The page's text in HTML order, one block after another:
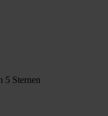
5 Sternen